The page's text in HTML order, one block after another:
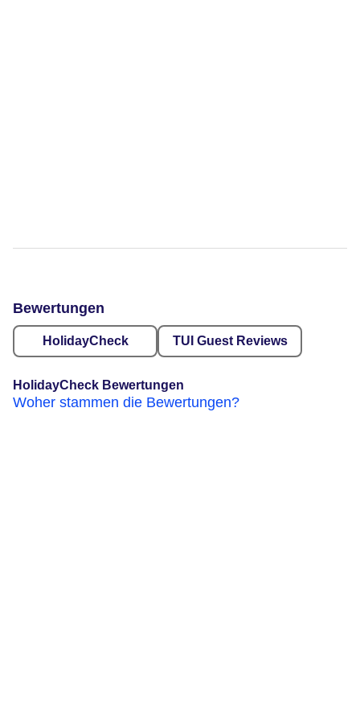
Bewertungen
HolidayCheck TUI Guest Reviews
HolidayCheck Bewertungen
Woher stammen die Bewertungen?